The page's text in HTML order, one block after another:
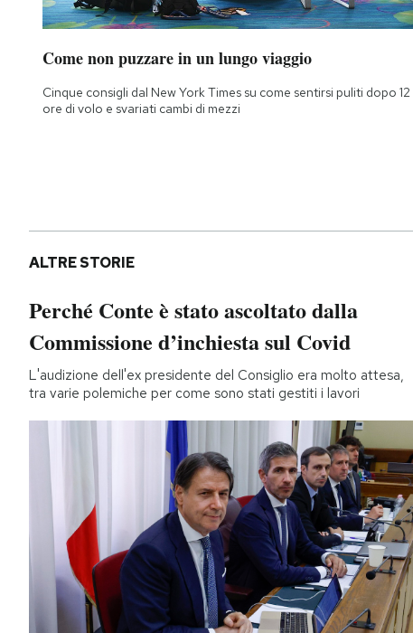
Come non puzzare in un lungo viaggio
Cinque consigli dal New York Times su come sentirsi puliti dopo 12
ore di volo e svariati cambi di mezzi
ALTRE STORIE
Perché Conte è stato ascoltato dalla
Commissione d’inchiesta sul Covid
L'audizione dell'ex presidente del Consiglio era molto attesa,
tra varie polemiche per come sono stati gestiti i lavori